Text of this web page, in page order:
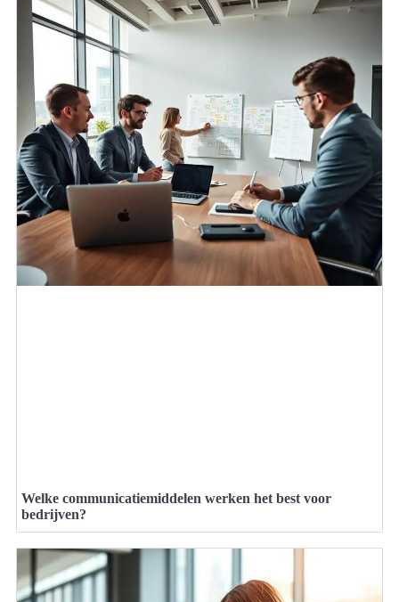
Welke communicatiemiddelen werken het best voor
bedrijven?